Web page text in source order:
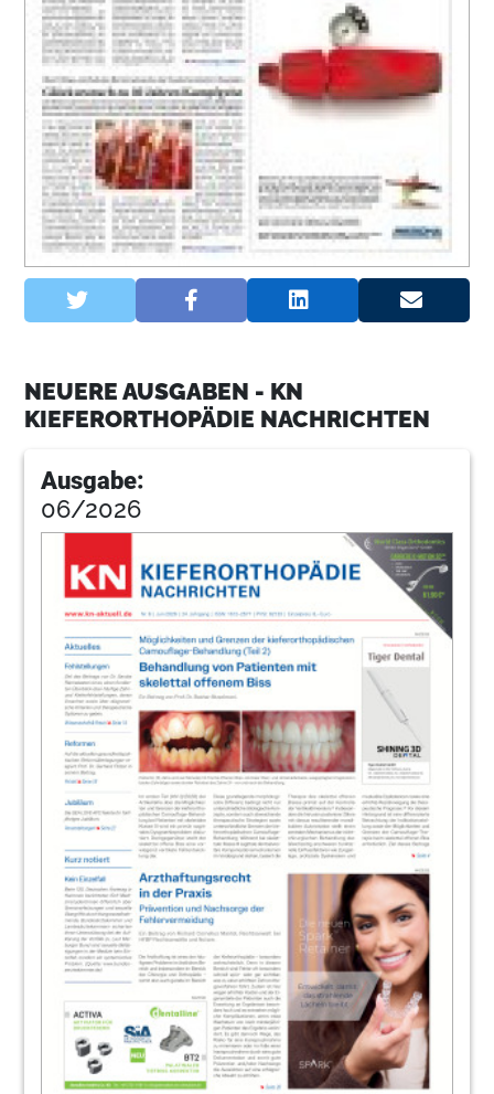
NEUERE AUSGABEN - KN
KIEFERORTHOPÄDIE NACHRICHTEN
Ausgabe:
06/2026